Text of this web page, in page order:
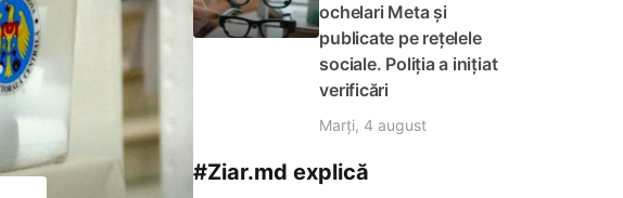
ochelari Meta și
publicate pe rețelele
sociale. Poliția a inițiat
verificări
Marți, 4 august
#Ziar.md explică